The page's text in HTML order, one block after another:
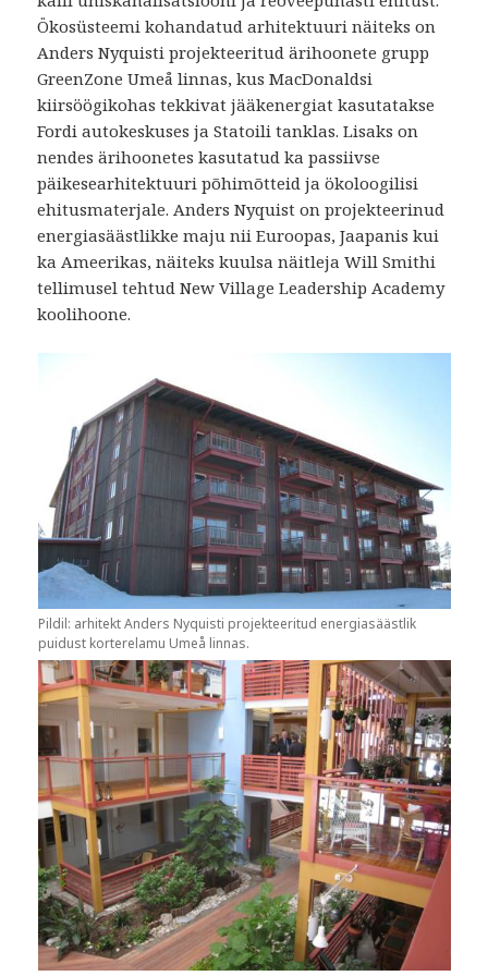
Ökosüsteemi kohandatud arhitektuuri näiteks on
Anders Nyquisti projekteeritud ärihoonete grupp
GreenZone Umeå linnas, kus MacDonaldsi
kiirsöögikohas tekkivat jääkenergiat kasutatakse
Fordi autokeskuses ja Statoili tanklas. Lisaks on
nendes ärihoonetes kasutatud ka passiivse
päikesearhitektuuri põhimõtteid ja ökoloogilisi
ehitusmaterjale. Anders Nyquist on projekteerinud
energiasäästlikke maju nii Euroopas, Jaapanis kui
ka Ameerikas, näiteks kuulsa näitleja Will Smithi
tellimusel tehtud New Village Leadership Academy
koolihoone.
Pildil: arhitekt Anders Nyquisti projekteeritud energiasäästlik
puidust korterelamu Umeå linnas.